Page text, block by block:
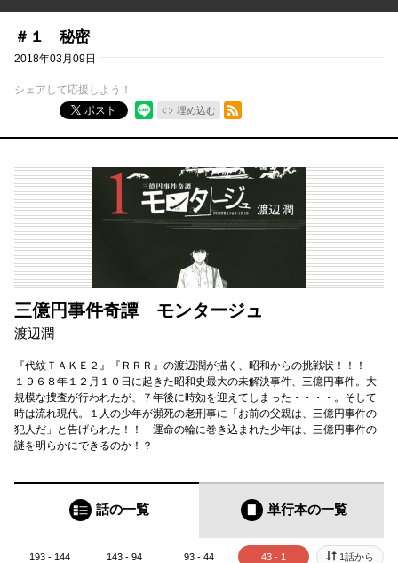
＃１ 秘密
2018年03月09日
シェアして応援しよう！
ポスト
埋め込む
RSSフィード
三億円事件奇譚 モンタージュ
渡辺潤
『代紋ＴＡＫＥ２』『ＲＲＲ』の渡辺潤が描く、昭和からの挑戦状！！！
１９６８年１２月１０日に起きた昭和史最大の未解決事件、三億円事件。大
規模な捜査が行われたが、７年後に時効を迎えてしまった・・・・。そして
時は流れ現代。１人の少年が瀕死の老刑事に「お前の父親は、三億円事件の
犯人だ」と告げられた！！ 運命の輪に巻き込まれた少年は、三億円事件の
謎を明らかにできるのか！？
話の一覧 単行本の一覧
193 - 144 143 - 94 93 - 44 43 - 1 1話から